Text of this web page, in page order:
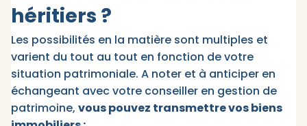
héritiers ?
Les possibilités en la matière sont multiples et
varient du tout au tout en fonction de votre
situation patrimoniale. A noter et à anticiper en
échangeant avec votre conseiller en gestion de
patrimoine, vous pouvez transmettre vos biens